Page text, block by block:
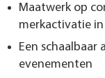
Maatwerk op
merkactivatie
Een
evenementen